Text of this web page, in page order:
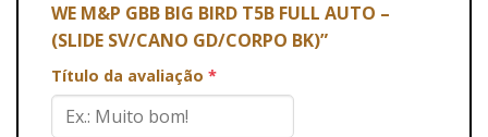
WE M&P GBB BIG BIRD T5B FULL AUTO –
(SLIDE SV/CANO GD/CORPO BK)”
Título da avaliação *